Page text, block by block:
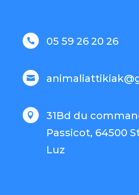
 05 59 26 20 26


31Bd du
Passicot, 64500
Luz